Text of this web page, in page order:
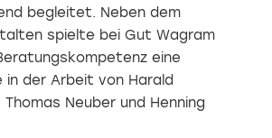
begleitet. Neben dem
spielte bei Gut Wagram
eine
in der Arbeit von Harald
Neuber und Henning